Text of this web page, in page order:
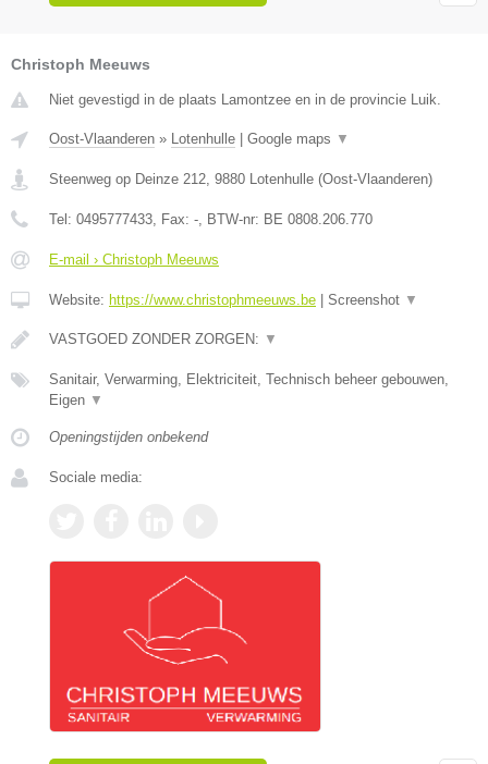
Christoph Meeuws
Niet gevestigd in de plaats Lamontzee en in de provincie Luik.
Oost-Vlaanderen » Lotenhulle | Google maps ▼
Steenweg op Deinze 212 9880 Lotenhulle (Oost-Vlaanderen)
Tel: 0495777433 , Fax: - , BTW-nr: BE 0808.206.770
E-mail › Christoph Meeuws
Website: https://www.christophmeeuws.be | Screenshot ▼
VASTGOED ZONDER ZORGEN: ▼
Sanitair, Verwarming, Elektriciteit, Technisch beheer gebouwen,
Eigen ▼
Openingstijden onbekend
Sociale media: